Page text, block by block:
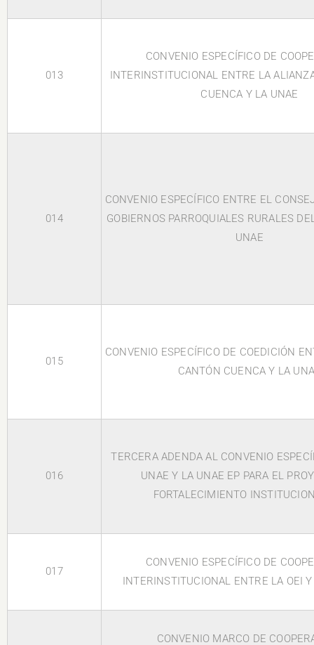
013
CONVENIO ESPECÍFICO DE
INTERINSTITUCIONAL ENTRE LA
CUENCA Y LA UNAE
014
CONVENIO ESPECÍFICO ENTRE EL
GOBIERNOS PARROQUIALES RURALES
UNAE
015
CONVENIO ESPECÍFICO DE COEDICIÓN
CANTÓN CUENCA Y LA
016
TERCERA ADENDA AL CONVENIO
UNAE Y LA UNAE EP PARA EL
FORTALECIMIENTO
017
CONVENIO ESPECÍFICO DE
INTERINSTITUCIONAL ENTRE LA OEI
CONVENIO MARCO DE